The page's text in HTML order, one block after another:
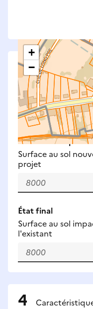
+
−Saisissez les
Surfaces à
espaces verts,
définitifs et
Nouveaux impacts
Surface au sol
projet
État final
Surface au sol
l'existant